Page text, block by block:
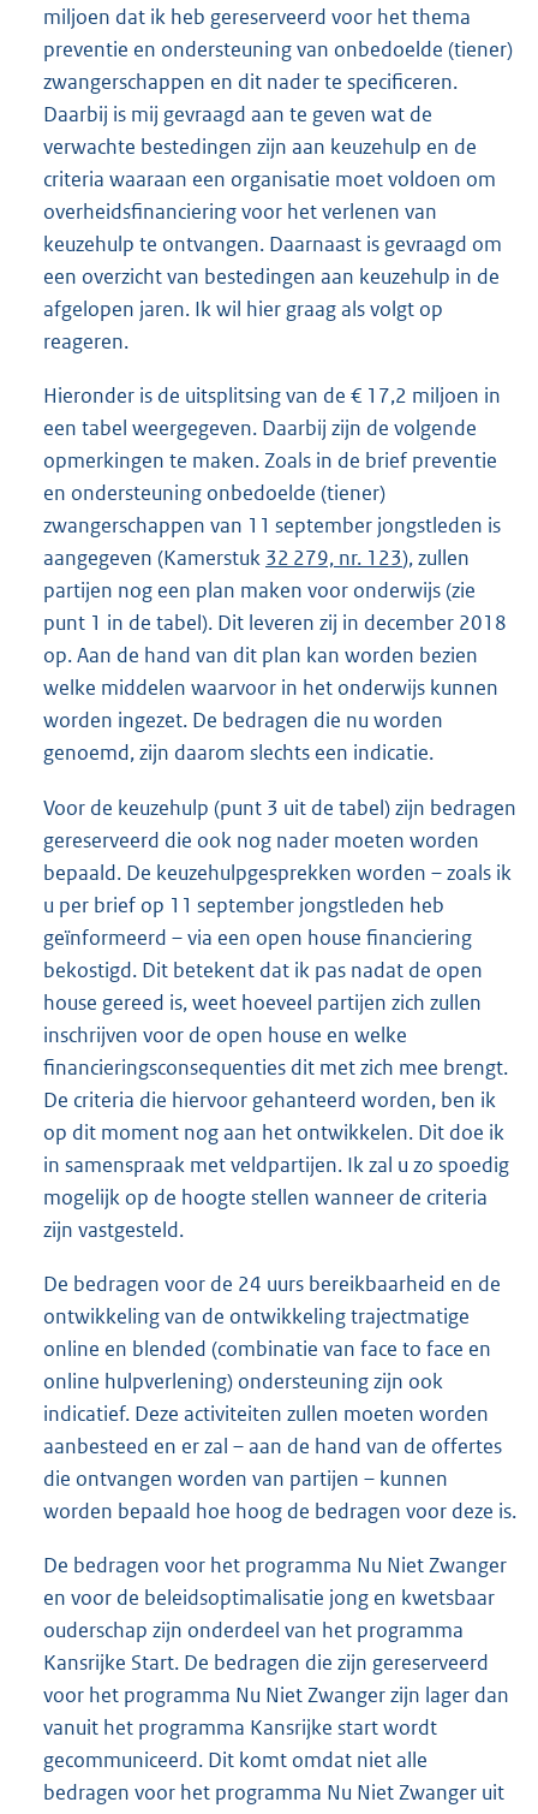
miljoen dat ik heb gereserveerd voor het thema
preventie en ondersteuning van onbedoelde (tiener)
zwangerschappen en dit nader te specificeren.
Daarbij is mij gevraagd aan te geven wat de
verwachte bestedingen zijn aan keuzehulp en de
criteria waaraan een organisatie moet voldoen om
overheidsfinanciering voor het verlenen van
keuzehulp te ontvangen. Daarnaast is gevraagd om
een overzicht van bestedingen aan keuzehulp in de
afgelopen jaren. Ik wil hier graag als volgt op
reageren.
Hieronder is de uitsplitsing van de € 17,2 miljoen in
een tabel weergegeven. Daarbij zijn de volgende
opmerkingen te maken. Zoals in de brief preventie
en ondersteuning onbedoelde (tiener)
zwangerschappen van 11 september jongstleden is
aangegeven (Kamerstuk 32 279, nr. 123), zullen
partijen nog een plan maken voor onderwijs (zie
punt 1 in de tabel). Dit leveren zij in december 2018
op. Aan de hand van dit plan kan worden bezien
welke middelen waarvoor in het onderwijs kunnen
worden ingezet. De bedragen die nu worden
genoemd, zijn daarom slechts een indicatie.
Voor de keuzehulp (punt 3 uit de tabel) zijn bedragen
gereserveerd die ook nog nader moeten worden
bepaald. De keuzehulpgesprekken worden – zoals ik
u per brief op 11 september jongstleden heb
geïnformeerd – via een open house financiering
bekostigd. Dit betekent dat ik pas nadat de open
house gereed is, weet hoeveel partijen zich zullen
inschrijven voor de open house en welke
financieringsconsequenties dit met zich mee brengt.
De criteria die hiervoor gehanteerd worden, ben ik
op dit moment nog aan het ontwikkelen. Dit doe ik
in samenspraak met veldpartijen. Ik zal u zo spoedig
mogelijk op de hoogte stellen wanneer de criteria
zijn vastgesteld.
De bedragen voor de 24 uurs bereikbaarheid en de
ontwikkeling van de ontwikkeling trajectmatige
online en blended (combinatie van face to face en
online hulpverlening) ondersteuning zijn ook
indicatief. Deze activiteiten zullen moeten worden
aanbesteed en er zal – aan de hand van de offertes
die ontvangen worden van partijen – kunnen
worden bepaald hoe hoog de bedragen voor deze is.
De bedragen voor het programma Nu Niet Zwanger
en voor de beleidsoptimalisatie jong en kwetsbaar
ouderschap zijn onderdeel van het programma
Kansrijke Start. De bedragen die zijn gereserveerd
voor het programma Nu Niet Zwanger zijn lager dan
vanuit het programma Kansrijke start wordt
gecommuniceerd. Dit komt omdat niet alle
bedragen voor het programma Nu Niet Zwanger uit